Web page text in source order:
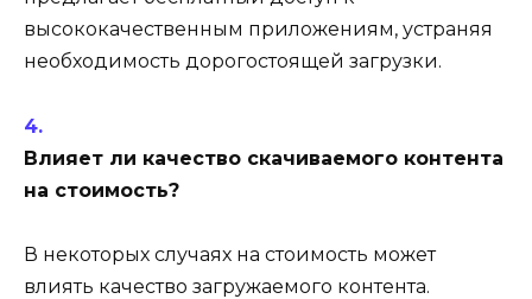
высококачественным приложениям, устраняя
необходимость дорогостоящей загрузки.
Влияет ли качество скачиваемого контента
на стоимость?
В некоторых случаях на стоимость может
влиять качество загружаемого контента.